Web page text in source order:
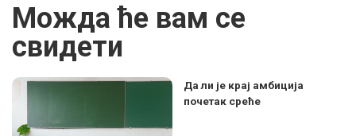
Можда ће вам се
свидети
Да ли је крај амбиција
почетак среће